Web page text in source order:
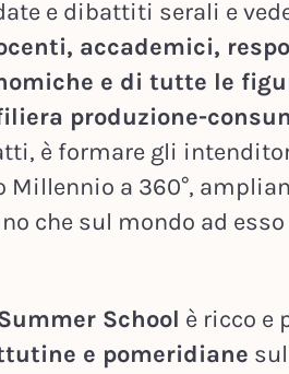
e dibattiti serali e
accademici,
e di tutte le
produzione-
è formare gli
Millennio a 360°,
che sul mondo ad esso
School è ricco e
e pomeridiane